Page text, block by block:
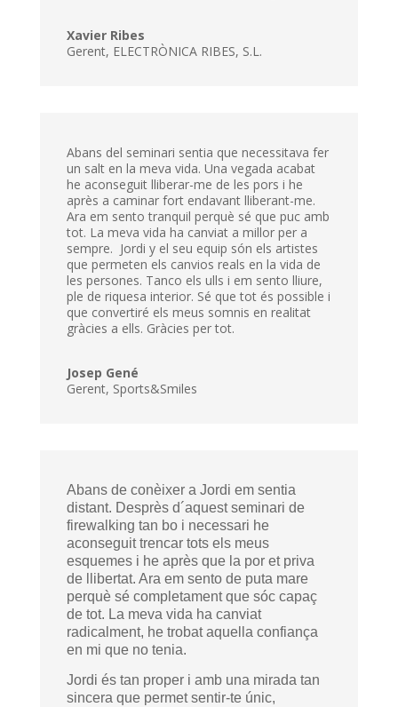
Xavier Ribes
Gerent, ELECTRÒNICA RIBES, S.L.
Abans del seminari sentia que necessitava fer
un salt en la meva vida. Una vegada acabat
he aconseguit lliberar-me de les pors i he
après a caminar fort endavant lliberant-me.
Ara em sento tranquil perquè sé que puc amb
tot. La meva vida ha canviat a millor per a
sempre. Jordi y el seu equip són els artistes
que permeten els canvios reals en la vida de
les persones. Tanco els ulls i em sento lliure,
ple de riquesa interior. Sé que tot és possible i
que convertiré els meus somnis en realitat
gràcies a ells. Gràcies per tot.
Josep Gené
Gerent, Sports&Smiles
Abans de conèixer a Jordi em sentia
distant. Desprès d´aquest seminari de
firewalking tan bo i necessari he
aconseguit trencar tots els meus
esquemes i he après que la por et priva
de llibertat. Ara em sento de puta mare
perquè sé completament que sóc capaç
de tot. La meva vida ha canviat
radicalment, he trobat aquella confiança
en mi que no tenia.
Jordi és tan proper i amb una mirada tan
sincera que permet sentir-te únic,